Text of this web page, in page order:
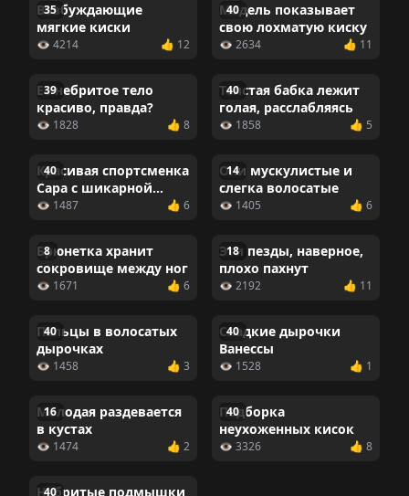
35
Возбуждающие
мягкие киски
👁 4214 👍 12
40
Модель показывает
свою лохматую киску
👁 2634 👍 11
39
Ее небритое тело
красиво, правда?
👁 1828 👍 8
40
Толстая бабка лежит
голая, расслабляясь
👁 1858 👍 5
40
Красивая спортсменка
Сара с шикарной
небритостью по всему
👁 1487 👍 6
14
Они мускулистые и
слегка волосатые
👁 1405 👍 6
8
Брюнетка хранит
сокровище между ног
👁 1671 👍 6
18
Эти пезды, наверное,
плохо пахнут
👁 2192 👍 11
40
Пальцы в волосатых
дырочках
👁 1458 👍 3
40
Сладкие дырочки
Ванессы
👁 1528 👍 1
16
Молодая раздевается
в кустах
👁 1474 👍 2
40
Подборка
неухоженных кисок
👁 3326 👍 8
40
Небритые подмышки